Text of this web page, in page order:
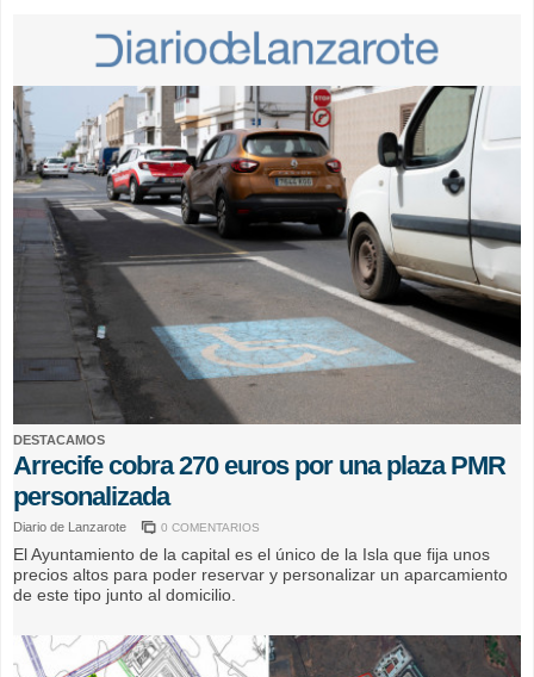
DESTACAMOS
Arrecife cobra 270 euros por una plaza PMR
personalizada
Diario de Lanzarote 0 COMENTARIOS
El Ayuntamiento de la capital es el único de la Isla que fija unos
precios altos para poder reservar y personalizar un aparcamiento
de este tipo junto al domicilio.